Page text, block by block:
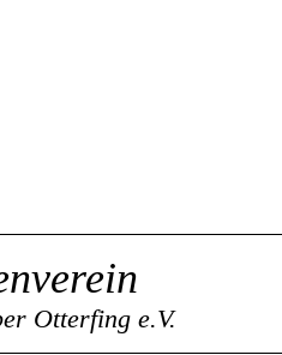
Otterfing e.V.